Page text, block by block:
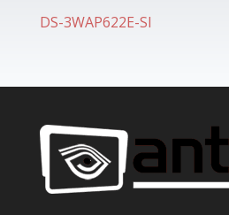
DS-3WAP622E-SI